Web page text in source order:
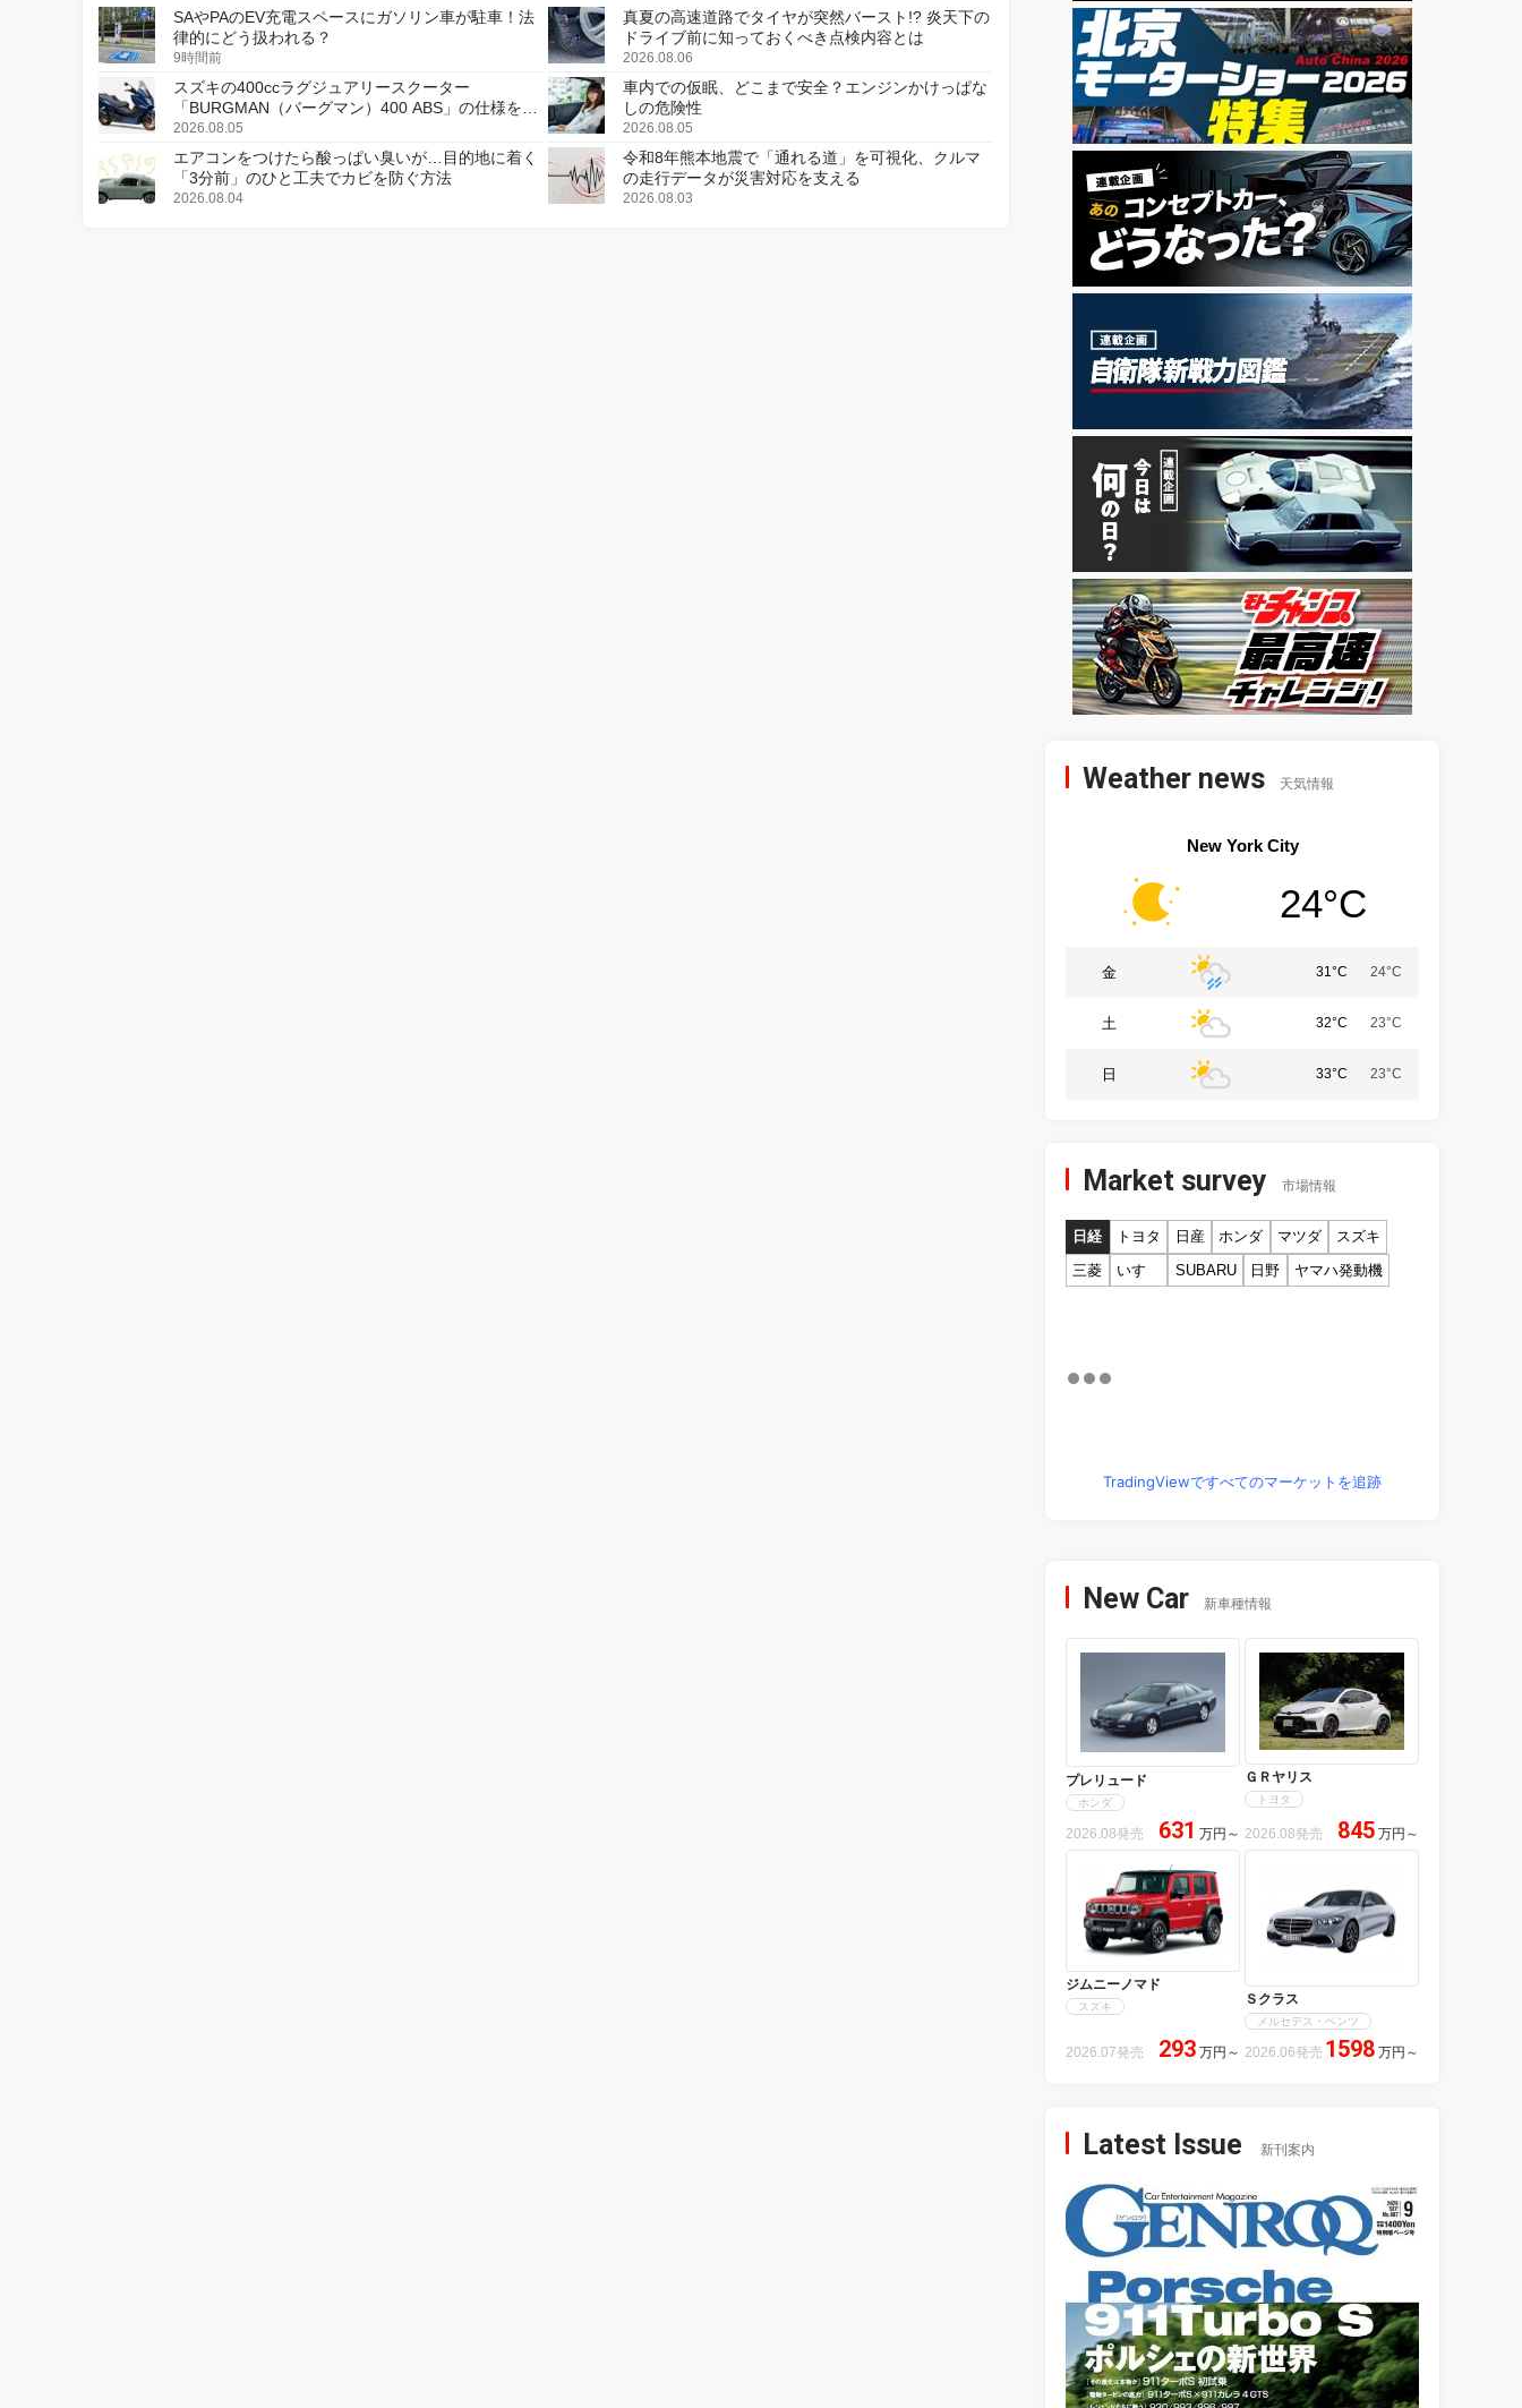
SAやPAのEV充電スペースにガソリン車が駐車！法
律的にどう扱われる？
9時間前
真夏の高速道路でタイヤが突然バースト!? 炎天下の
ドライブ前に知っておくべき点検内容とは
2026.08.06
スズキの400ccラグジュアリースクーター
「BURGMAN（バーグマン）400 ABS」の仕様を変
更し、8月18日に発売
2026.08.05
車内での仮眠、どこまで安全？エンジンかけっぱな
しの危険性
2026.08.05
エアコンをつけたら酸っぱい臭いが…目的地に着く
「3分前」のひと工夫でカビを防ぐ方法
2026.08.04
令和8年熊本地震で「通れる道」を可視化、クルマ
の走行データが災害対応を支える
2026.08.03
Weather news 天気情報
New York City
24°C
金 31°C 24°C
土 32°C 23°C
日 33°C 23°C
Market survey 市場情報
日経 トヨタ 日産 ホンダ マツダ
スズキ
三菱
いすゞ SUBARU 日野 ヤマハ発動機
TradingViewですべてのマーケットを追跡
New Car 新車種情報
プレリュード
ホンダ
2026.08発売 631 万円 ～
ＧＲヤリス
トヨタ
2026.08発売 845 万円 ～
ジムニーノマド
スズキ
2026.07発売 293 万円 ～
Ｓクラス
メルセデス・ベンツ
2026.06発売 1598 万円 ～
Latest Issue 新刊案内